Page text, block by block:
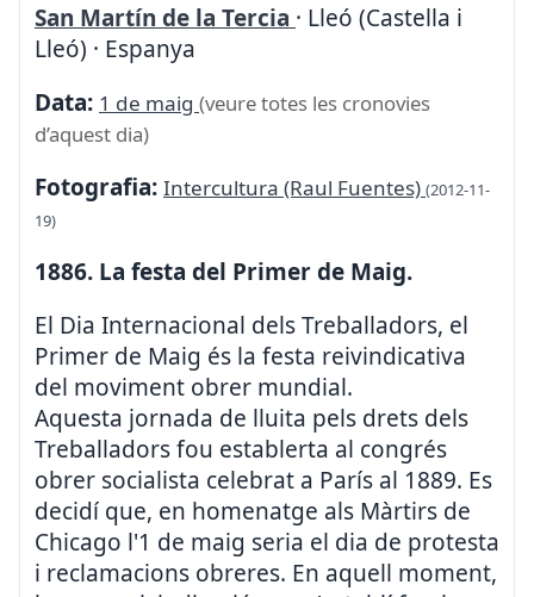
San Martín de la Tercia · Lleó (Castella i
Lleó) · Espanya
Data: 1 de maig (veure totes les cronovies
d’aquest dia)
Fotografia: Intercultura (Raul Fuentes) (2012-11-
19)
1886. La festa del Primer de Maig.
El Dia Internacional dels Treballadors, el
Primer de Maig és la festa reivindicativa
del moviment obrer mundial.
Aquesta jornada de lluita pels drets dels
Treballadors fou establerta al congrés
obrer socialista celebrat a París al 1889. Es
decidí que, en homenatge als Màrtirs de
Chicago l'1 de maig seria el dia de protesta
i reclamacions obreres. En aquell moment,